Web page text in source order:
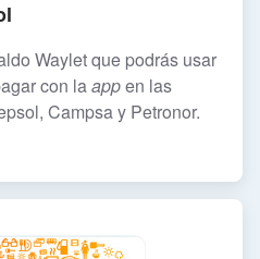
Waylet que podrás usar
con laappen las
Campsa y Petronor.